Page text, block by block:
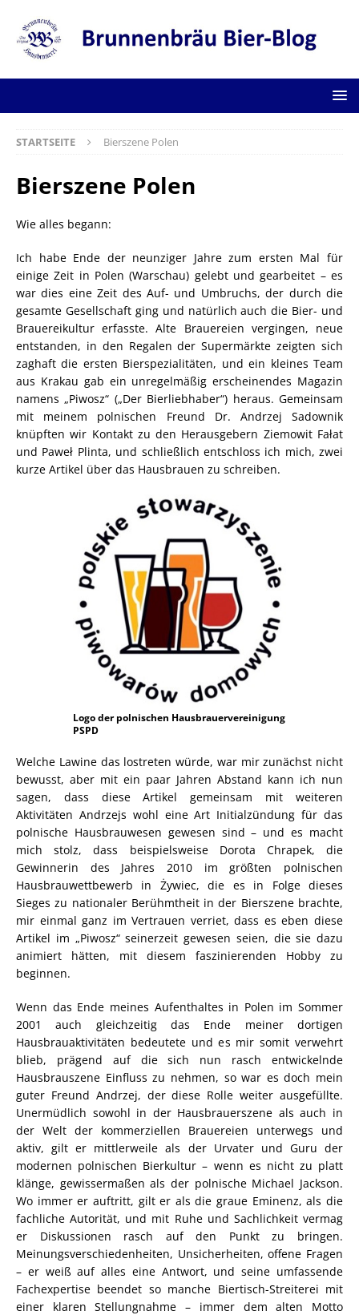
STARTSEITE Bierszene Polen
Bierszene Polen
Wie alles begann:
Ich habe Ende der neunziger Jahre zum ersten Mal für
einige Zeit in Polen (Warschau) gelebt und gearbeitet – es
war dies eine Zeit des Auf- und Umbruchs, der durch die
gesamte Gesellschaft ging und natürlich auch die Bier- und
Brauereikultur erfasste. Alte Brauereien vergingen, neue
entstanden, in den Regalen der Supermärkte zeigten sich
zaghaft die ersten Bierspezialitäten, und ein kleines Team
aus Krakau gab ein unregelmäßig erscheinendes Magazin
namens „Piwosz“ („Der Bierliebhaber“) heraus. Gemeinsam
mit meinem polnischen Freund Dr. Andrzej Sadownik
knüpften wir Kontakt zu den Herausgebern Ziemowit Fałat
und Paweł Plinta, und schließlich entschloss ich mich, zwei
kurze Artikel über das Hausbrauen zu schreiben.
Logo der polnischen Hausbrauervereinigung
PSPD
Welche Lawine das lostreten würde, war mir zunächst nicht
bewusst, aber mit ein paar Jahren Abstand kann ich nun
sagen, dass diese Artikel gemeinsam mit weiteren
Aktivitäten Andrzejs wohl eine Art Initialzündung für das
polnische Hausbrauwesen gewesen sind – und es macht
mich stolz, dass beispielsweise Dorota Chrapek, die
Gewinnerin des Jahres 2010 im größten polnischen
Hausbrauwettbewerb in Żywiec, die es in Folge dieses
Sieges zu nationaler Berühmtheit in der Bierszene brachte,
mir einmal ganz im Vertrauen verriet, dass es eben diese
Artikel im „Piwosz“ seinerzeit gewesen seien, die sie dazu
animiert hätten, mit diesem faszinierenden Hobby zu
beginnen.
Wenn das Ende meines Aufenthaltes in Polen im Sommer
2001 auch gleichzeitig das Ende meiner dortigen
Hausbrauaktivitäten bedeutete und es mir somit verwehrt
blieb, prägend auf die sich nun rasch entwickelnde
Hausbrauszene Einfluss zu nehmen, so war es doch mein
guter Freund Andrzej, der diese Rolle weiter ausgefüllte.
Unermüdlich sowohl in der Hausbrauerszene als auch in
der Welt der kommerziellen Brauereien unterwegs und
aktiv, gilt er mittlerweile als der Urvater und Guru der
modernen polnischen Bierkultur – wenn es nicht zu platt
klänge, gewissermaßen als der polnische Michael Jackson.
Wo immer er auftritt, gilt er als die graue Eminenz, als die
fachliche Autorität, und mit Ruhe und Sachlichkeit vermag
er Diskussionen rasch auf den Punkt zu bringen.
Meinungsverschiedenheiten, Unsicherheiten, offene Fragen
– er weiß auf alles eine Antwort, und seine umfassende
Fachexpertise beendet so manche Biertisch-Streiterei mit
einer klaren Stellungnahme – immer dem alten Motto